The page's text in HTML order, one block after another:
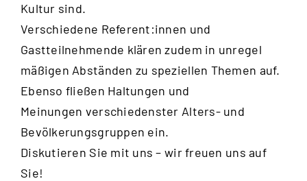
Kultur sind.
Verschiedene Referent:innen und
Gastteilnehmende klären zudem in unregel
mäßigen Abständen zu speziellen Themen auf.
Ebenso fließen Haltungen und
Meinungen verschiedenster Alters- und
Bevölkerungsgruppen ein.
Diskutieren Sie mit uns – wir freuen uns auf
Sie!